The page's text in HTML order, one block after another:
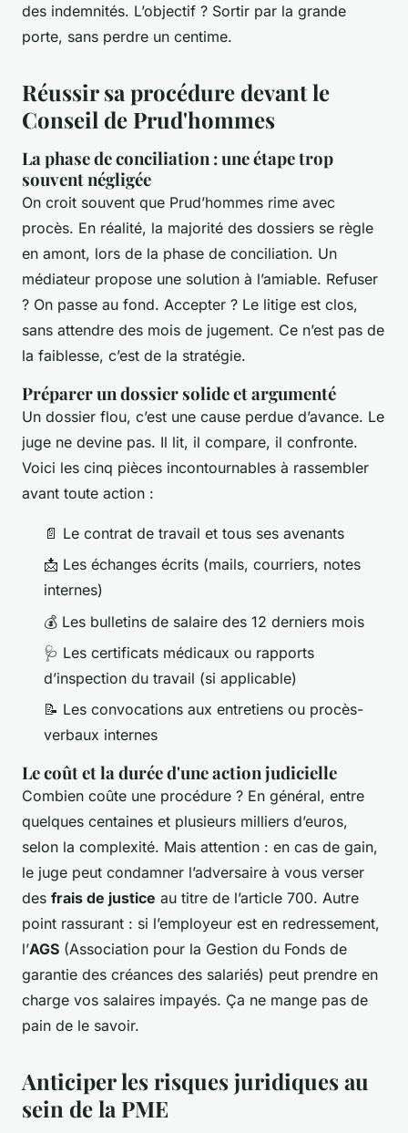
des indemnités. L’objectif ? Sortir par la grande
porte, sans perdre un centime.
Réussir sa procédure devant le
Conseil de Prud'hommes
La phase de conciliation : une étape trop
souvent négligée
On croit souvent que Prud’hommes rime avec
procès. En réalité, la majorité des dossiers se règle
en amont, lors de la phase de conciliation. Un
médiateur propose une solution à l’amiable. Refuser
? On passe au fond. Accepter ? Le litige est clos,
sans attendre des mois de jugement. Ce n’est pas de
la faiblesse, c’est de la stratégie.
Préparer un dossier solide et argumenté
Un dossier flou, c’est une cause perdue d’avance. Le
juge ne devine pas. Il lit, il compare, il confronte.
Voici les cinq pièces incontournables à rassembler
avant toute action :
📄 Le contrat de travail et tous ses avenants
📩 Les échanges écrits (mails, courriers, notes
internes)
💰 Les bulletins de salaire des 12 derniers mois
🩺 Les certificats médicaux ou rapports
d’inspection du travail (si applicable)
📝 Les convocations aux entretiens ou procès-
verbaux internes
Le coût et la durée d'une action judicielle
Combien coûte une procédure ? En général, entre
quelques centaines et plusieurs milliers d’euros,
selon la complexité. Mais attention : en cas de gain,
le juge peut condamner l’adversaire à vous verser
des frais de justice au titre de l’article 700. Autre
point rassurant : si l’employeur est en redressement,
l’AGS (Association pour la Gestion du Fonds de
garantie des créances des salariés) peut prendre en
charge vos salaires impayés. Ça ne mange pas de
pain de le savoir.
Anticiper les risques juridiques au
sein de la PME